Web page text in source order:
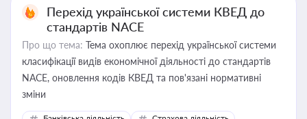
Перехід української системи КВЕД до
стандартів NACE
Про що тема: Тема охоплює перехід української системи
класифікації видів економічної діяльності до стандартів
NACE, оновлення кодів КВЕД та пов'язані нормативні
зміни